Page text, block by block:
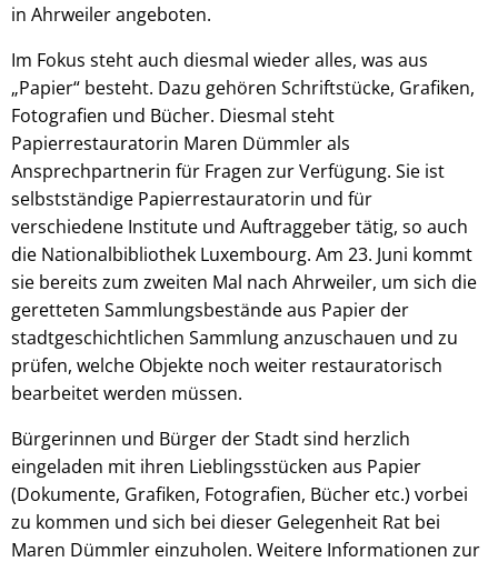
in Ahrweiler angeboten.
Im Fokus steht auch diesmal wieder alles, was aus
„Papier“ besteht. Dazu gehören Schriftstücke, Grafiken,
Fotografien und Bücher. Diesmal steht
Papierrestauratorin Maren Dümmler als
Ansprechpartnerin für Fragen zur Verfügung. Sie ist
selbstständige Papierrestauratorin und für
verschiedene Institute und Auftraggeber tätig, so auch
die Nationalbibliothek Luxembourg. Am 23. Juni kommt
sie bereits zum zweiten Mal nach Ahrweiler, um sich die
geretteten Sammlungsbestände aus Papier der
stadtgeschichtlichen Sammlung anzuschauen und zu
prüfen, welche Objekte noch weiter restauratorisch
bearbeitet werden müssen.
Bürgerinnen und Bürger der Stadt sind herzlich
eingeladen mit ihren Lieblingsstücken aus Papier
(Dokumente, Grafiken, Fotografien, Bücher etc.) vorbei
zu kommen und sich bei dieser Gelegenheit Rat bei
Maren Dümmler einzuholen. Weitere Informationen zur